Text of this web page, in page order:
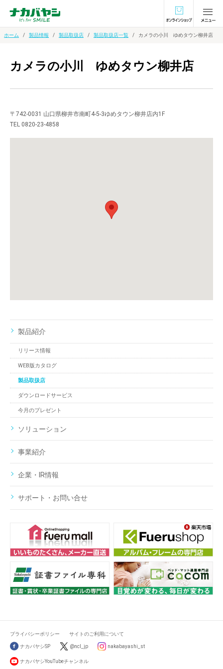
オンラインショ
ホーム 製品情報 製品取扱店 製品取扱店一覧 カメラの小川 ゆめタウン柳井店
カメラの小川 ゆめタウン柳井店
〒742-0031 山口県柳井市南町4-5-3ゆめタウン柳井店内1F
TEL 0820-23-4858
製品紹介
リリース情報
WEB版カタログ
製品取扱店
ダウンロードサービス
今月のプレゼント
ソリューション
事業紹介
企業・IR情報
サポート・お問い合せ
プライバシーポリシー サイトのご利用について
ナカバヤシSP @ncl_jp nakabayashi_st
ナカバヤシYouTubeチャンネル